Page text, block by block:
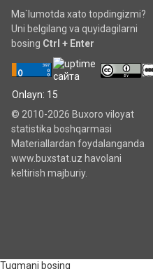
Ma`lumotda xato topdingizmi?
Uni belgilang va quyidagilarni
bosing Ctrl + Enter
Onlayn: 15
© 2010-2026 Buxoro viloyat
statistika boshqarmasi
Materiallardan foydalanganda
www.buxstat.uz havolani
keltirish majburiy.
Tugmani bosing